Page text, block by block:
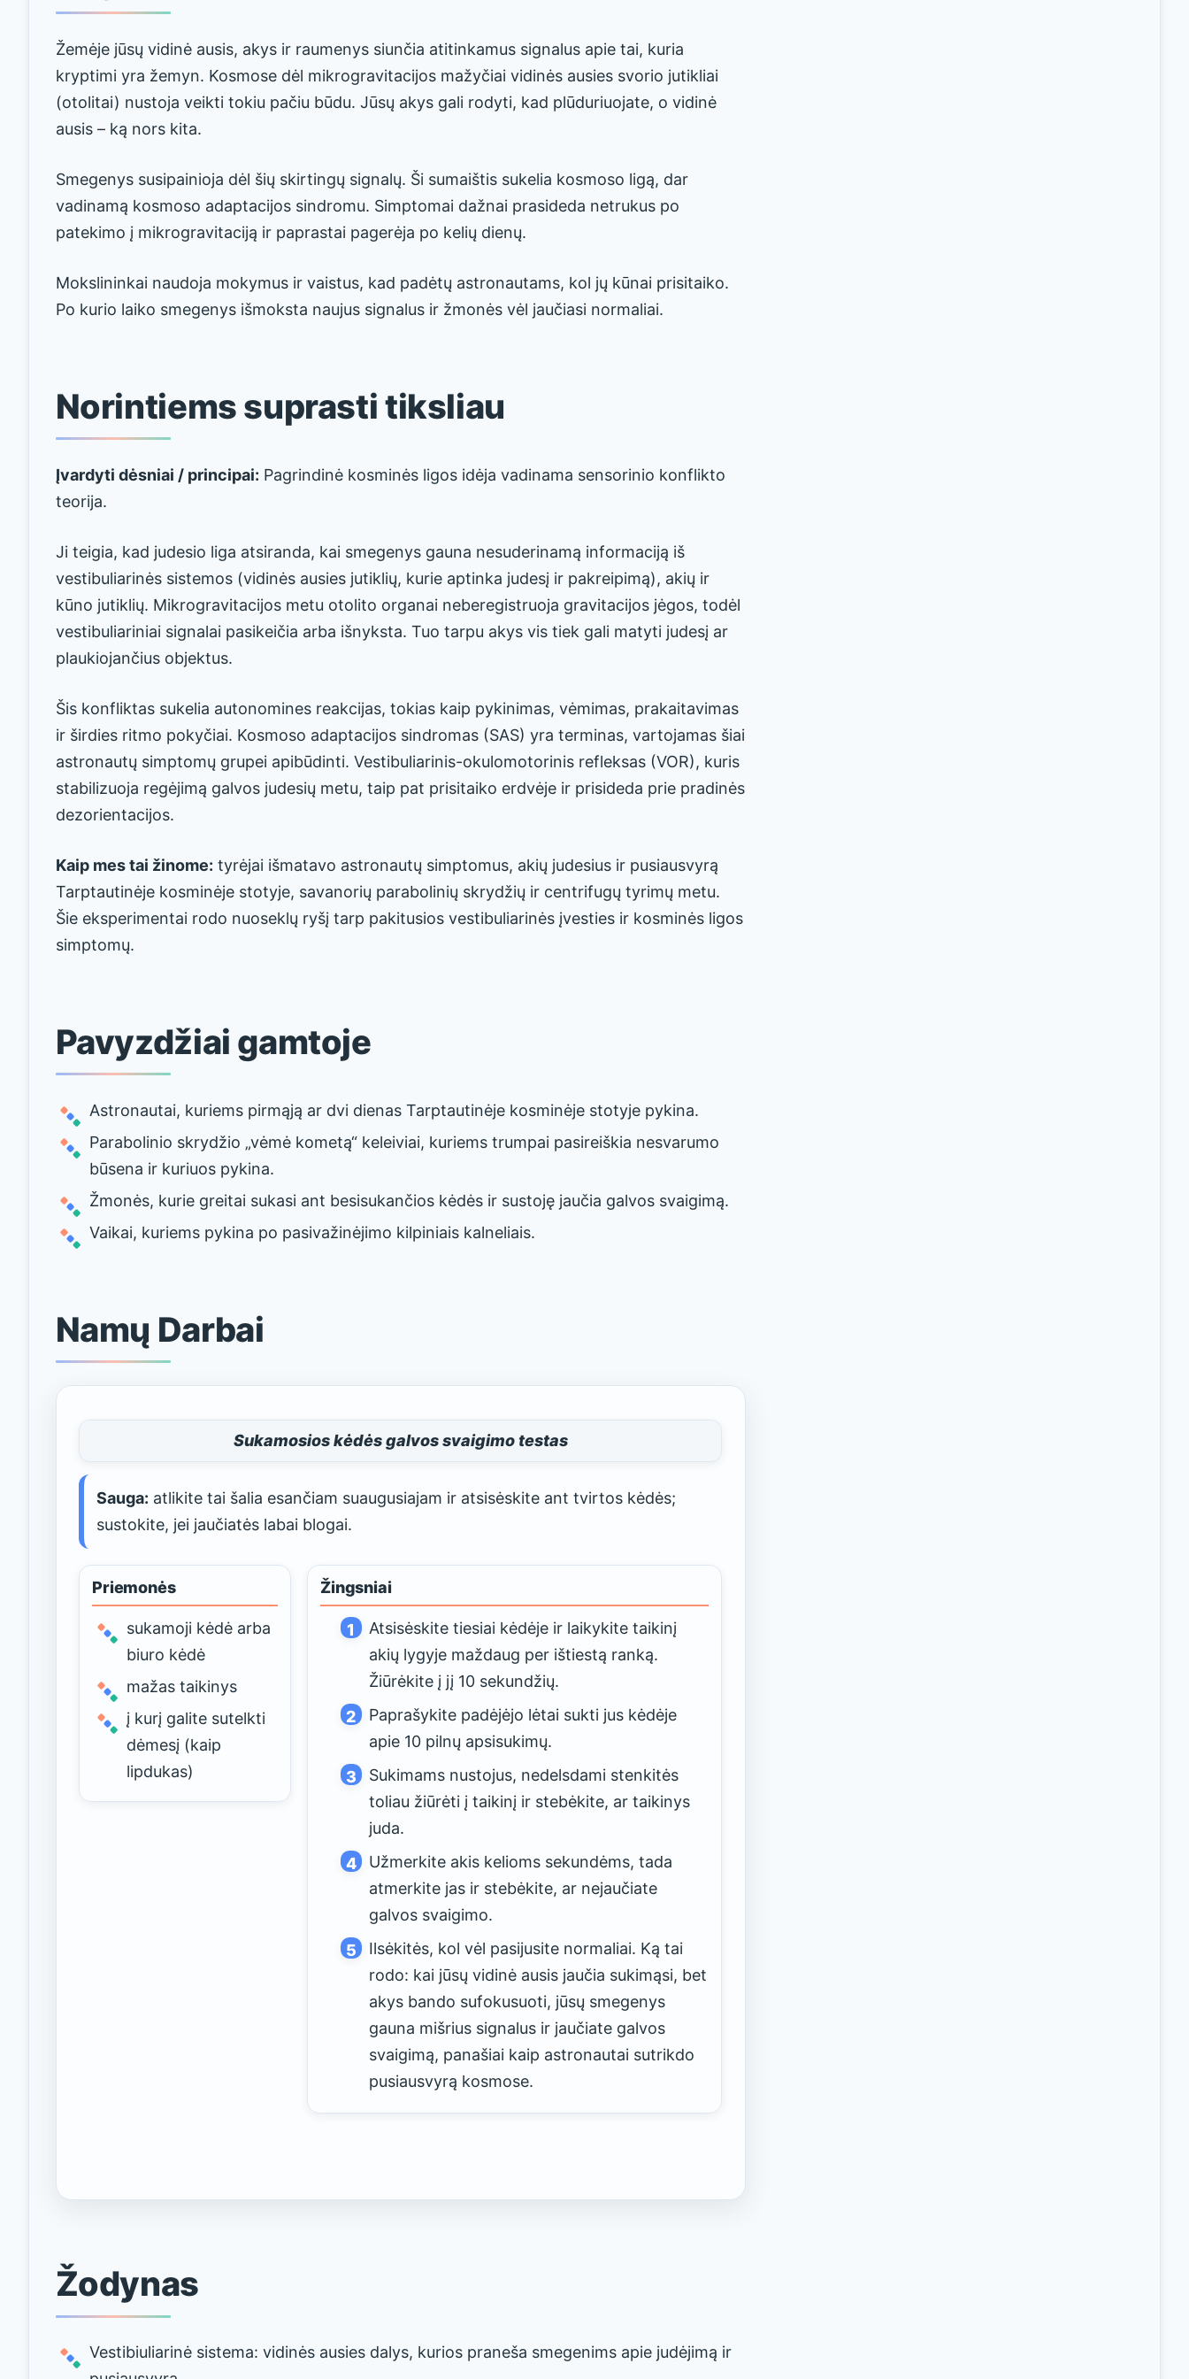
Žemėje jūsų vidinė ausis, akys ir raumenys siunčia atitinkamus signalus apie tai, kuria
kryptimi yra žemyn. Kosmose dėl mikrogravitacijos mažyčiai vidinės ausies svorio jutikliai
(otolitai) nustoja veikti tokiu pačiu būdu. Jūsų akys gali rodyti, kad plūduriuojate, o vidinė
ausis – ką nors kita.
Smegenys susipainioja dėl šių skirtingų signalų. Ši sumaištis sukelia kosmoso ligą, dar
vadinamą kosmoso adaptacijos sindromu. Simptomai dažnai prasideda netrukus po
patekimo į mikrogravitaciją ir paprastai pagerėja po kelių dienų.
Mokslininkai naudoja mokymus ir vaistus, kad padėtų astronautams, kol jų kūnai prisitaiko.
Po kurio laiko smegenys išmoksta naujus signalus ir žmonės vėl jaučiasi normaliai.
Norintiems suprasti tiksliau
Įvardyti dėsniai / principai: Pagrindinė kosminės ligos idėja vadinama sensorinio konflikto
teorija.
Ji teigia, kad judesio liga atsiranda, kai smegenys gauna nesuderinamą informaciją iš
vestibuliarinės sistemos (vidinės ausies jutiklių, kurie aptinka judesį ir pakreipimą), akių ir
kūno jutiklių. Mikrogravitacijos metu otolito organai neberegistruoja gravitacijos jėgos, todėl
vestibuliariniai signalai pasikeičia arba išnyksta. Tuo tarpu akys vis tiek gali matyti judesį ar
plaukiojančius objektus.
Šis konfliktas sukelia autonomines reakcijas, tokias kaip pykinimas, vėmimas, prakaitavimas
ir širdies ritmo pokyčiai. Kosmoso adaptacijos sindromas (SAS) yra terminas, vartojamas šiai
astronautų simptomų grupei apibūdinti. Vestibuliarinis-okulomotorinis refleksas (VOR), kuris
stabilizuoja regėjimą galvos judesių metu, taip pat prisitaiko erdvėje ir prisideda prie pradinės
dezorientacijos.
Kaip mes tai žinome: tyrėjai išmatavo astronautų simptomus, akių judesius ir pusiausvyrą
Tarptautinėje kosminėje stotyje, savanorių parabolinių skrydžių ir centrifugų tyrimų metu.
Šie eksperimentai rodo nuoseklų ryšį tarp pakitusios vestibuliarinės įvesties ir kosminės ligos
simptomų.
Pavyzdžiai gamtoje
Astronautai, kuriems pirmąją ar dvi dienas Tarptautinėje kosminėje stotyje pykina.
Parabolinio skrydžio „vėmė kometą“ keleiviai, kuriems trumpai pasireiškia nesvarumo
būsena ir kuriuos pykina.
Žmonės, kurie greitai sukasi ant besisukančios kėdės ir sustoję jaučia galvos svaigimą.
Vaikai, kuriems pykina po pasivažinėjimo kilpiniais kalneliais.
Namų Darbai
Sukamosios kėdės galvos svaigimo testas
Sauga: atlikite tai šalia esančiam suaugusiajam ir atsisėskite ant tvirtos kėdės;
sustokite, jei jaučiatės labai blogai.
Priemonės
sukamoji kėdė arba
biuro kėdė
mažas taikinys
į kurį galite sutelkti
dėmesį (kaip
lipdukas)
Žingsniai
Atsisėskite tiesiai kėdėje ir laikykite taikinį
akių lygyje maždaug per ištiestą ranką.
Žiūrėkite į jį 10 sekundžių.
Paprašykite padėjėjo lėtai sukti jus kėdėje
apie 10 pilnų apsisukimų.
Sukimams nustojus, nedelsdami stenkitės
toliau žiūrėti į taikinį ir stebėkite, ar taikinys
juda.
Užmerkite akis kelioms sekundėms, tada
atmerkite jas ir stebėkite, ar nejaučiate
galvos svaigimo.
Ilsėkitės, kol vėl pasijusite normaliai. Ką tai
rodo: kai jūsų vidinė ausis jaučia sukimąsi, bet
akys bando sufokusuoti, jūsų smegenys
gauna mišrius signalus ir jaučiate galvos
svaigimą, panašiai kaip astronautai sutrikdo
pusiausvyrą kosmose.
Žodynas
Vestibiuliarinė sistema: vidinės ausies dalys, kurios praneša smegenims apie judėjimą ir